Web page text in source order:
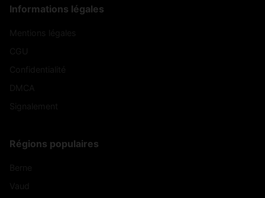
Informations légales
Régions populaires